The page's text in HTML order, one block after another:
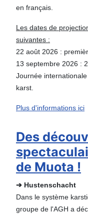
en français.
Les dates de
suivantes :
22 août 2026 :
13 septembre 2026 :
Journée
karst.
Plus d'informations ici
Des
de Muota !
➔ Hustenschacht
Dans le système
groupe de l'AGH a